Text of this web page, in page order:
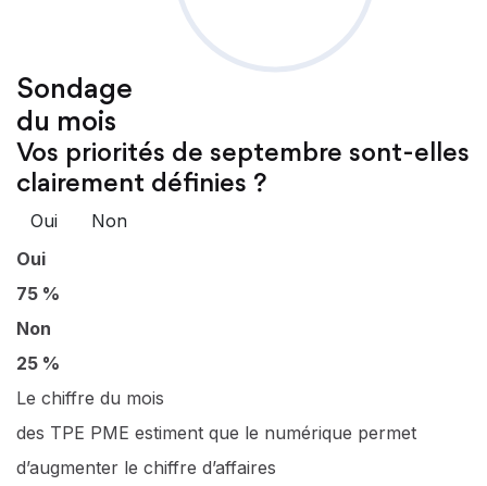
Sondage
du mois
Vos priorités de septembre sont-elles
clairement définies ?
Oui
Non
Oui
75 %
Non
25 %
Le chiffre du mois
des TPE PME estiment que le numérique permet
d’augmenter le chiffre d’affaires